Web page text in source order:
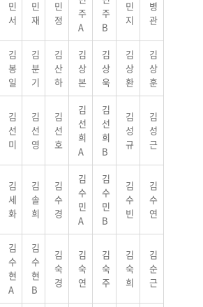
민
서
민
재
민
정
주
A
주
B
민
지
병
관
김
봉
일
김
분
기
김
산
하
김
상
본
김
상
욱
김
상
환
김
상
훈
김
선
미
김
선
영
김
선
호
김
선
희
A
김
선
희
B
김
성
규
김
성
근
김
세
화
김
솔
희
김
수
경
김
수
민
A
김
수
민
B
김
수
빈
김
수
연
김
수
현
A
김
수
현
B
김
숙
경
김
숙
연
김
숙
주
김
숙
희
김
순
근